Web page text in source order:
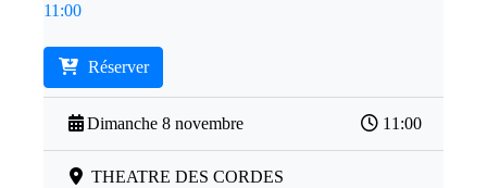
11:00
Réserver
Dimanche 8 novembre 11:00
THEATRE DES CORDES